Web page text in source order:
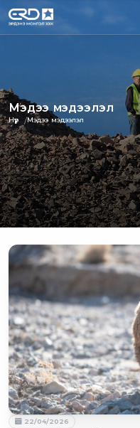
Мэдээ мэдээлэл
Нүүр Мэдээ мэдээлэл
22/04/2026